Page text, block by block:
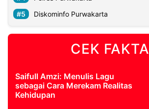
Diskominfo Purwakarta
CEK FAKTA
Saifull Amzi: Menulis Lagu
sebagai Cara Merekam Realitas
Kehidupan